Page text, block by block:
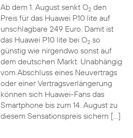
Ab dem 1. August senkt O2den
Preis für das Huawei P10 lite auf
unschlagbare 249 Euro. Damit ist
das Huawei P10 lite bei O2so
günstig wie nirgendwo sonst auf
dem deutschen Markt. Unabhängig
vom Abschluss eines Neuvertrags
oder einer Vertragsverlängerung
können sich Huawei-Fans das
Smartphone bis zum 14. August zu
diesem Sensationspreis sichern […]